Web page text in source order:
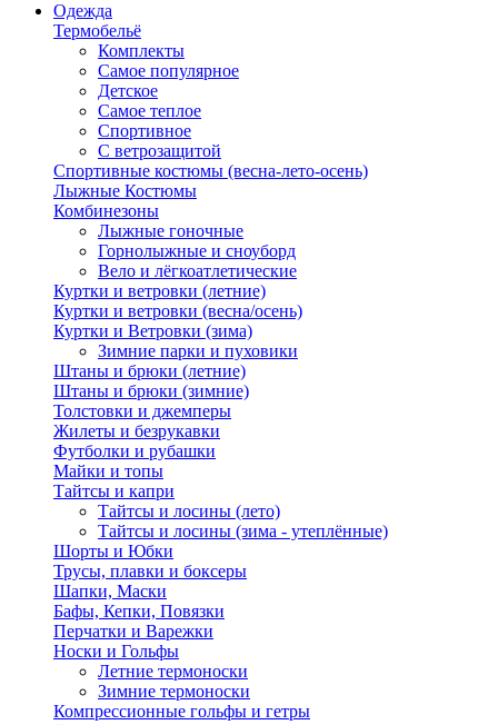
Одежда
Термобельё
Комплекты
Самое популярное
Детское
Самое теплое
Спортивное
С ветрозащитой
Спортивные костюмы (весна-лето-осень)
Лыжные Костюмы
Комбинезоны
Лыжные гоночные
Горнолыжные и сноуборд
Вело и лёгкоатлетические
Куртки и ветровки (летние)
Куртки и ветровки (весна/осень)
Куртки и Ветровки (зима)
Зимние парки и пуховики
Штаны и брюки (летние)
Штаны и брюки (зимние)
Толстовки и джемперы
Жилеты и безрукавки
Футболки и рубашки
Майки и топы
Тайтсы и капри
Тайтсы и лосины (лето)
Тайтсы и лосины (зима - утеплённые)
Шорты и Юбки
Трусы, плавки и боксеры
Шапки, Маски
Бафы, Кепки, Повязки
Перчатки и Варежки
Носки и Гольфы
Летние термоноски
Зимние термоноски
Компрессионные гольфы и гетры